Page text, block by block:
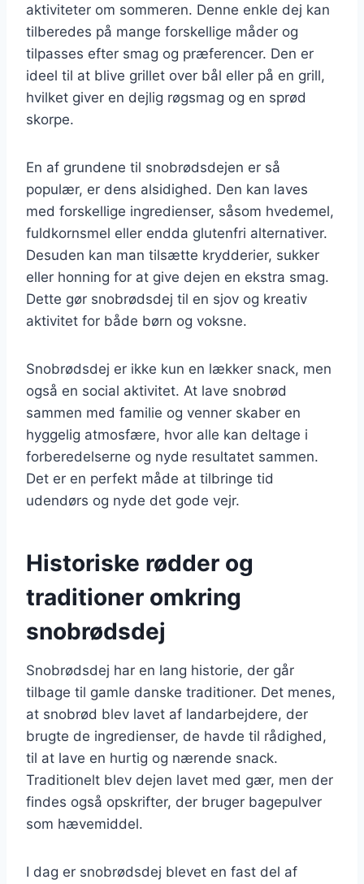
aktiviteter om sommeren. Denne enkle dej kan
tilberedes på mange forskellige måder og
tilpasses efter smag og præferencer. Den er
ideel til at blive grillet over bål eller på en grill,
hvilket giver en dejlig røgsmag og en sprød
skorpe.
En af grundene til snobrødsdejen er så
populær, er dens alsidighed. Den kan laves
med forskellige ingredienser, såsom hvedemel,
fuldkornsmel eller endda glutenfri alternativer.
Desuden kan man tilsætte krydderier, sukker
eller honning for at give dejen en ekstra smag.
Dette gør snobrødsdej til en sjov og kreativ
aktivitet for både børn og voksne.
Snobrødsdej er ikke kun en lækker snack, men
også en social aktivitet. At lave snobrød
sammen med familie og venner skaber en
hyggelig atmosfære, hvor alle kan deltage i
forberedelserne og nyde resultatet sammen.
Det er en perfekt måde at tilbringe tid
udendørs og nyde det gode vejr.
Historiske rødder og
traditioner omkring
snobrødsdej
Snobrødsdej har en lang historie, der går
tilbage til gamle danske traditioner. Det menes,
at snobrød blev lavet af landarbejdere, der
brugte de ingredienser, de havde til rådighed,
til at lave en hurtig og nærende snack.
Traditionelt blev dejen lavet med gær, men der
findes også opskrifter, der bruger bagepulver
som hævemiddel.
I dag er snobrødsdej blevet en fast del af